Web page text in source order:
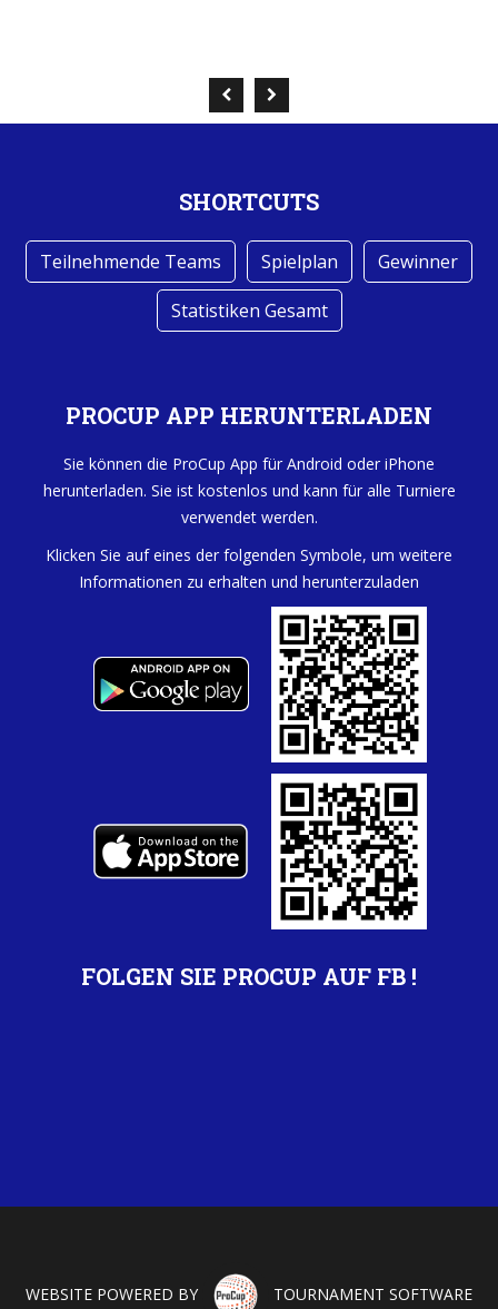
SHORTCUTS
Teilnehmende Teams Spielplan
Gewinner
Statistiken Gesamt
PROCUP APP HERUNTERLADEN
Sie können die ProCup App für Android oder iPhone
herunterladen. Sie ist kostenlos und kann für alle Turniere
verwendet werden.
Klicken Sie auf eines der folgenden Symbole, um weitere
Informationen zu erhalten und herunterzuladen
FOLGEN SIE PROCUP AUF FB !
WEBSITE POWERED BY TOURNAMENT SOFTWARE